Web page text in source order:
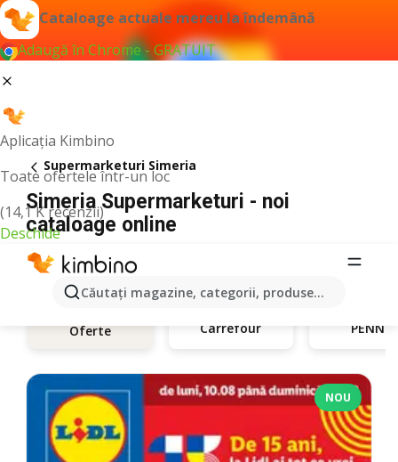
Cataloage actuale mereu la îndemână
Adaugă în Chrome - GRATUIT
Aplicația Kimbino
Toate ofertele într-un loc
(14,1 K recenzii)
Deschide
Căutaţi magazine, categorii, produse...
Supermarketuri Simeria
Simeria Supermarketuri - noi
cataloage online
Oferte Carrefour PENNY
NOU